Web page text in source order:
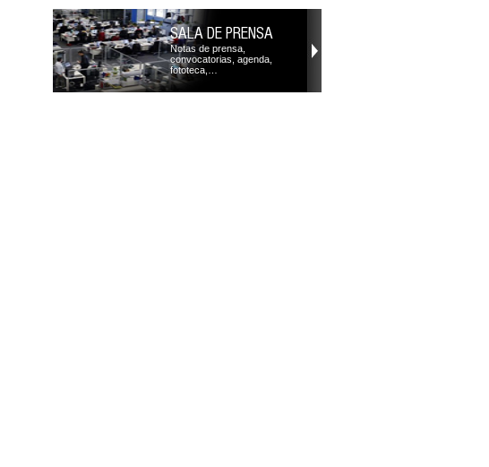
SALA DE PRENSA
Notas de prensa,
convocatorias, agenda,
fototeca,…